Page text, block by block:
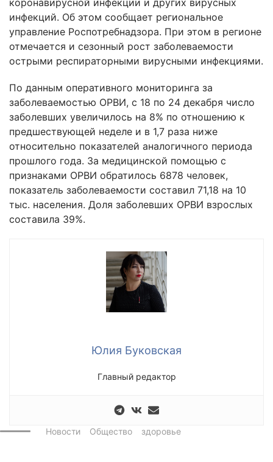
инфекций. Об этом сообщает региональное
управление Роспотребнадзора. При этом в регионе
отмечается и сезонный рост заболеваемости
острыми респираторными вирусными инфекциями.
По данным оперативного мониторинга за
заболеваемостью ОРВИ, с 18 по 24 декабря число
заболевших увеличилось на 8% по отношению к
предшествующей неделе и в 1,7 раза ниже
относительно показателей аналогичного периода
прошлого года. За медицинской помощью с
признаками ОРВИ обратилось 6878 человек,
показатель заболеваемости составил 71,18 на 10
тыс. населения. Доля заболевших ОРВИ взрослых
составила 39%.
Юлия Буковская
Главный редактор
Новости Общество здоровье